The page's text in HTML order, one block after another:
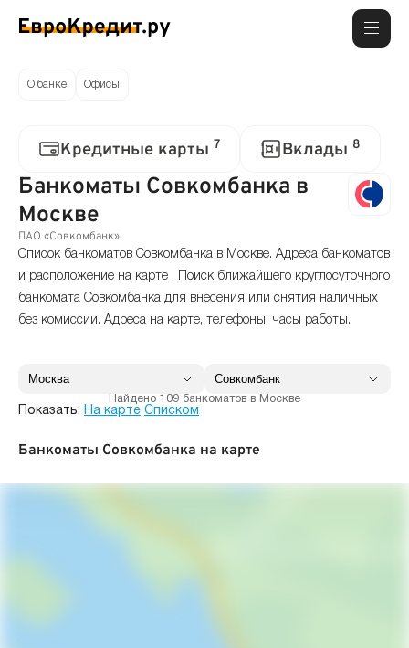
О банке Офисы
Кредитные карты 7 Вклады 8
Банкоматы Совкомбанка в
Москве
ПАО «Совкомбанк»
Список банкоматов Совкомбанка в Москве. Адреса банкоматов
и расположение на карте . Поиск ближайшего круглосуточного
банкомата Совкомбанка для внесения или снятия наличных
без комиссии. Адреса на карте, телефоны, часы работы.
Найдено 109 банкоматов в Москве
Показать: На карте Списком
Банкоматы Совкомбанка на карте